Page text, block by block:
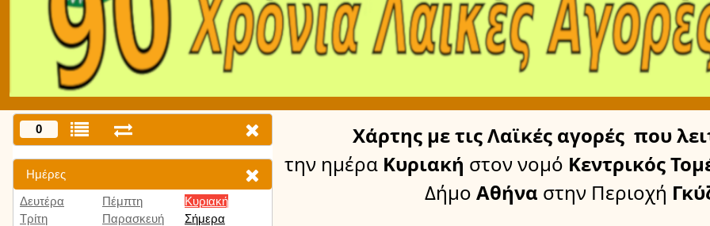
0
Ημέρες
Δευτέρα
Τρίτη
Πέμπτη
Παρασκευή
Κυριακή
Σήμερα
Χάρτης με τις Λαϊκές αγορές που
την ημέρα Κυριακή στον νομό Κεντρικός
Δήμο Αθήνα στην Περιοχή